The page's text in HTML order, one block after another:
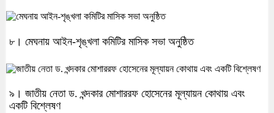
৮। মেঘনায় আইন-শৃঙ্খলা কমিটির মাসিক সভা অনুষ্ঠিত
৯। জাতীয় নেতা ড. খন্দকার মোশাররফ হোসেনের মূল্যায়ন কোথায় এবং
একটি বিশ্লেষণ